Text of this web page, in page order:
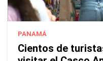
PANAMÁ
Cientos de